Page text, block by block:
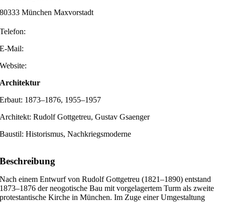
80333 München Maxvorstadt
Telefon:
E-Mail:
Website:
Architektur
Erbaut: 1873–1876, 1955–1957
Architekt: Rudolf Gottgetreu, Gustav Gsaenger
Baustil: Historismus, Nachkriegsmoderne
Beschreibung
Nach einem Entwurf von Rudolf Gottgetreu (1821–1890) entstand
1873–1876 der neogotische Bau mit vorgelagertem Turm als zweite
protestantische Kirche in München. Im Zuge einer Umgestaltung